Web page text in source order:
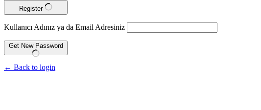
Register
Kullanıcı Adınız ya da Email Adresiniz
Get New Password
← Back to login